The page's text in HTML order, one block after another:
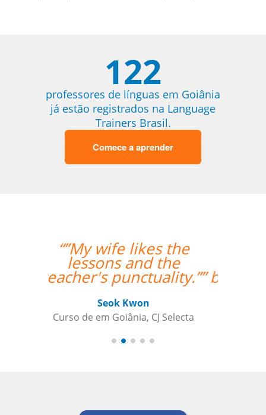
122
professores de línguas em Goiânia
já estão registrados na Language
Trainers Brasil.
Comece a aprender
“”Angelica, minha
professora, fez um
bom trabalho trazendo
termos relacionados
aos negócios /
escritório, e as
ensinando de uma
forma prática e